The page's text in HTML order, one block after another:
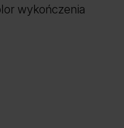
wykończenia